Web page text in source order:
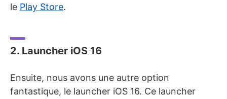
le Play Store.
2. Launcher iOS 16
Ensuite, nous avons une autre option
fantastique, le launcher iOS 16. Ce launcher